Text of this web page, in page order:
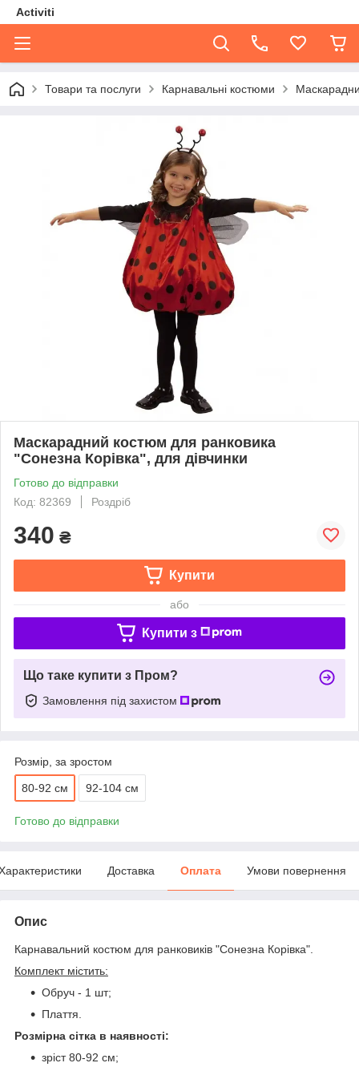
Activiti
Товари та послуги Карнавальні костюми
Маскарадний костюм для ранковика
"Сонезна Корівка", для дівчинки
Готово до відправки
Код: 82369
Роздріб
340 ₴
Купити
або
Купити з
Що таке купити з Пром?
Замовлення під захистом
Розмір, за зростом
80-92 см 92-104 см
Готово до відправки
Доставка Оплата Умови повернення
Опис
Карнавальний костюм для ранковиків "Сонезна Корівка".
Комплект містить:
Обруч - 1 шт;
Плаття.
Розмірна сітка в наявності:
зріст 80-92 см;